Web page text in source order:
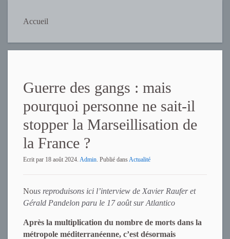
Accueil
Guerre des gangs : mais
pourquoi personne ne sait-il
stopper la Marseillisation de
la France ?
Ecrit par 18 août 2024. Admin. Publié dansActualité
Nous reproduisons ici l’interview de Xavier Raufer et
Gérald Pandelon paru le 17 août sur Atlantico
Après la multiplication du nombre de morts dans la
métropole méditerranéenne, c’est désormais